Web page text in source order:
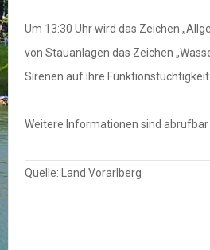
Um 13:30 Uhr wird das Zeichen
von Stauanlagen das Zeichen
Sirenen auf ihre
Weitere Informationen sind
Quelle: Land Vorarlberg